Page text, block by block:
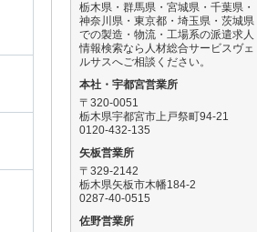
栃木県・群馬県・宮城県・千葉県・
神奈川県・東京都・埼玉県・茨城県
での製造・物流・工場系の派遣求人
情報検索なら人材総合サービスヴェ
ルサスへご相談ください。
本社・宇都宮営業所
〒320-0051
栃木県宇都宮市上戸祭町94-21
0120-432-135
矢板営業所
〒329-2142
栃木県矢板市木幡184-2
0287-40-0515
佐野営業所